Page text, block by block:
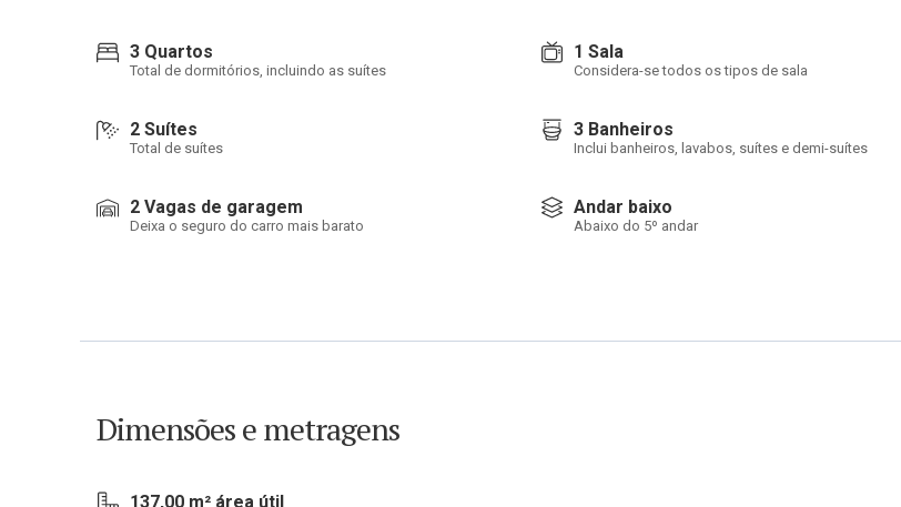
3 Quartos
Total de dormitórios, incluindo as suítes
1 Sala
Considera-se todos os tipos de sala
2 Suítes
Total de suítes
3 Banheiros
Inclui banheiros, lavabos, suítes e demi-suítes
2 Vagas de garagem
Deixa o seguro do carro mais barato
Andar baixo
Abaixo do 5º andar
Dimensões e metragens
137,00 m² área útil